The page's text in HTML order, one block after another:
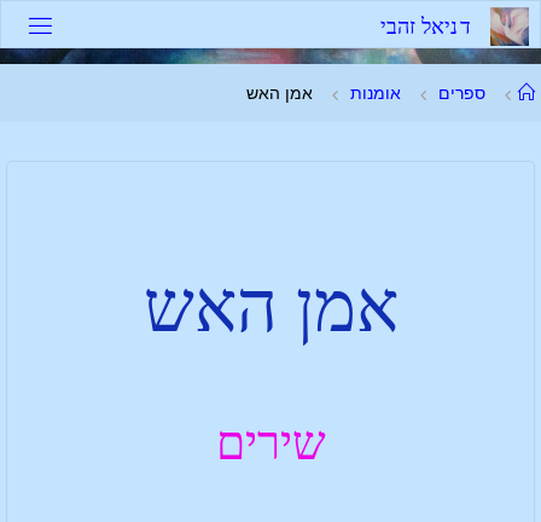
דניאל זהבי
ספרים אומנות אמן האש
אמן האש
שירים